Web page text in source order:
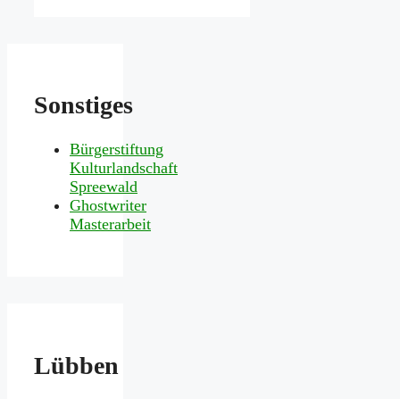
Sonstiges
Bürgerstiftung
Kulturlandschaft
Spreewald
Ghostwriter
Masterarbeit
Lübben